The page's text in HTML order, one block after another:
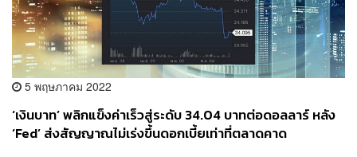
5 พฤษภาคม 2022
‘เงินบาท’ พลิกแข็งค่าเร็วสู่ระดับ 34.04 บาทต่อดอลลาร์ หลัง
‘Fed’ ส่งสัญญาณไม่เร่งขึ้นดอกเบี้ยเท่าที่ตลาดคาด